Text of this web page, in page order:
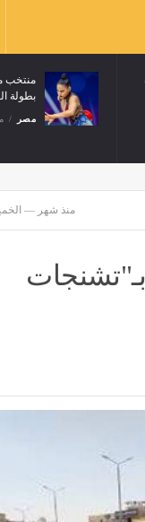
غدًا، انطلاق
المغالقة في ملوي
مصر منذ 20 دقيقة
منذ شهر — الخميس — 2 /
إصابة 5 طالبات بـ"تشنجات